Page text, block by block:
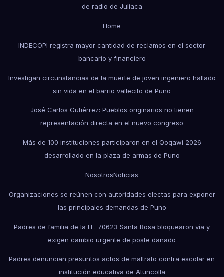
de radio de Juliaca
Home
INDECOPI registra mayor cantidad de reclamos en el sector
bancario y financiero
Investigan circunstancias de la muerte de joven ingeniero hallado
sin vida en el barrio vallecito de Puno
José Carlos Gutiérrez: Pueblos originarios no tienen
representación directa en el nuevo congreso
Más de 100 instituciones participaron en el Qoqawi 2026
desarrollado en la plaza de armas de Puno
NosotrosNoticias
Organizaciones se reúnen con autoridades electas para exponer
las principales demandas de Puno
Padres de familia de la I.E. 70623 Santa Rosa bloquearon vía y
exigen cambio urgente de poste dañado
Padres denuncian presuntos actos de maltrato contra escolar en
institución educativa de Atuncolla